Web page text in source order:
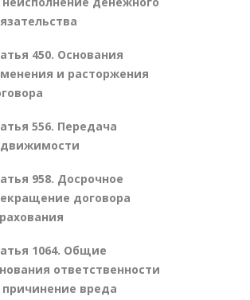
450. Основания
и расторжения
556. Передача
958. Досрочное
договора
1064. Общие
ответственности
причинение вреда